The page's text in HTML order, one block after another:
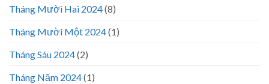
Tháng Mười Hai 2024(8)
Tháng Mười Một 2024(1)
Tháng Sáu 2024(2)
Tháng Năm 2024(1)